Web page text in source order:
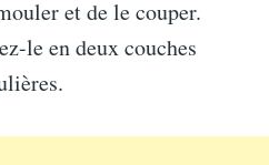
et de le couper.
le en deux couches